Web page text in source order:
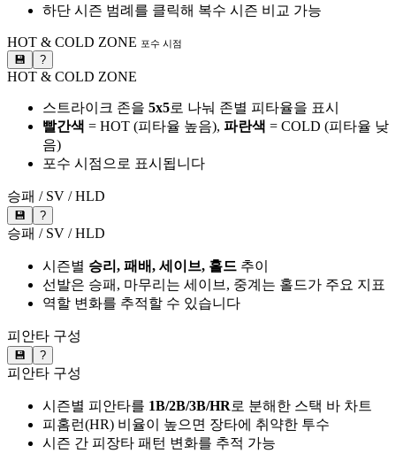
하단 시즌 범례를 클릭해 복수 시즌 비교 가능
HOT & COLD ZONE 포수 시점
💾 ?
HOT & COLD ZONE
스트라이크 존을 5x5로 나눠 존별 피타율을 표시
빨간색 = HOT (피타율 높음), 파란색 = COLD (피타율 낮
음)
포수 시점으로 표시됩니다
승패 / SV / HLD
💾 ?
승패 / SV / HLD
시즌별 승리, 패배, 세이브, 홀드 추이
선발은 승패, 마무리는 세이브, 중계는 홀드가 주요 지표
역할 변화를 추적할 수 있습니다
피안타 구성
💾 ?
피안타 구성
시즌별 피안타를 1B/2B/3B/HR로 분해한 스택 바 차트
피홈런(HR) 비율이 높으면 장타에 취약한 투수
시즌 간 피장타 패턴 변화를 추적 가능